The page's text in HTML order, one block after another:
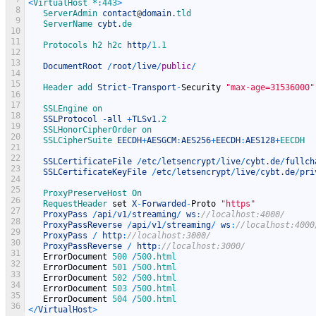
8
9
10
11
12
13
14
15
16
17
18
19
20
21
22
23
24
25
26
27
28
29
30
31
32
33
34
35
36
<VirtualHost * :443>
ServerAdmin contact@domain.tld
ServerName cybt .de
Protocols h2 h2c http/1.1
DocumentRoot /root/live/public/
Header add Strict -Transport -Security "max-age=31536000"
SSLEngine on
SSLProtocol
-all +TLSv1.2
SSLHonorCipherOrder on
SSLCipherSuite EECDH+AESGCM:AES256+EECDH:AES128+EECDH
SSLCertificateFile /etc/letsencrypt/live/cybt .de/
SSLCertificateKeyFile /etc/letsencrypt/live/cybt .de/
ProxyPreserveHost On
RequestHeader set X-Forwarded -Proto
"https"
ProxyPass
/api/v1/streaming/ ws : //localhost:4000/
ProxyPassReverse /api/v1/streaming/ ws : //
ProxyPass
/ http: //localhost:3000/
ProxyPassReverse / http: //localhost:3000/
ErrorDocument 500 /500.html
ErrorDocument 501 /500.html
ErrorDocument 502 /500.html
ErrorDocument 503 /500.html
ErrorDocument 504 /500.html
</VirtualHost>